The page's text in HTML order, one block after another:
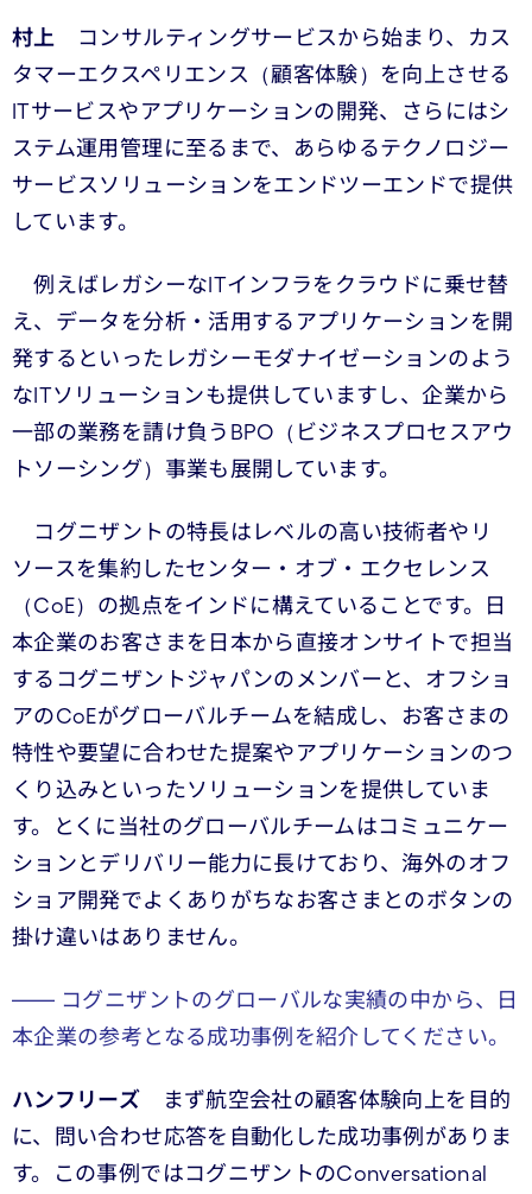
村上 コンサルティングサービスから始まり、カス
タマーエクスペリエンス（顧客体験）を向上させる
ITサービスやアプリケーションの開発、さらにはシ
ステム運用管理に至るまで、あらゆるテクノロジー
サービスソリューションをエンドツーエンドで提供
しています。
例えばレガシーなITインフラをクラウドに乗せ替
え、データを分析・活用するアプリケーションを開
発するといったレガシーモダナイゼーションのよう
なITソリューションも提供していますし、企業から
一部の業務を請け負うBPO（ビジネスプロセスアウ
トソーシング）事業も展開しています。
コグニザントの特長はレベルの高い技術者やリ
ソースを集約したセンター・オブ・エクセレンス
（CoE）の拠点をインドに構えていることです。日
本企業のお客さまを日本から直接オンサイトで担当
するコグニザントジャパンのメンバーと、オフショ
アのCoEがグローバルチームを結成し、お客さまの
特性や要望に合わせた提案やアプリケーションのつ
くり込みといったソリューションを提供していま
す。とくに当社のグローバルチームはコミュニケー
ションとデリバリー能力に長けており、海外のオフ
ショア開発でよくありがちなお客さまとのボタンの
掛け違いはありません。
―― コグニザントのグローバルな実績の中から、日
本企業の参考となる成功事例を紹介してください。
ハンフリーズ まず航空会社の顧客体験向上を目的
に、問い合わせ応答を自動化した成功事例がありま
す。この事例ではコグニザントのConversational